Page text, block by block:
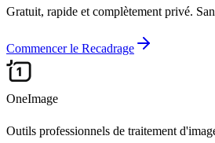
Gratuit, rapide et complètement privé.
Commencer le Recadrage
OneImage
Outils professionnels de traitement